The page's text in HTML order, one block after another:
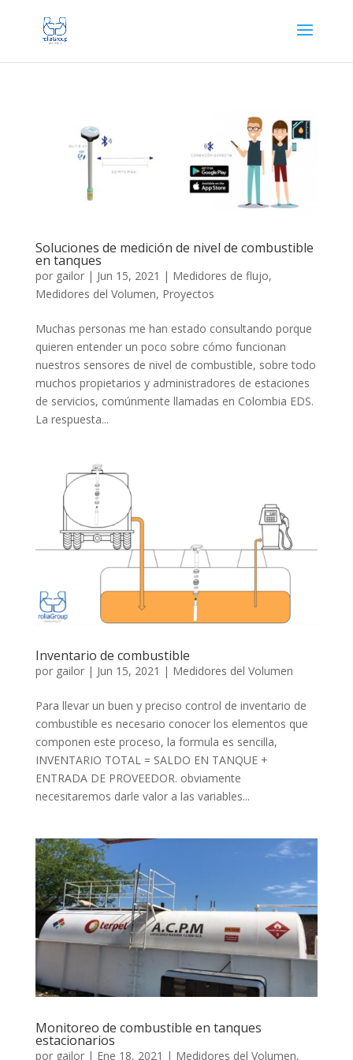
Soluciones de medición de nivel de combustible
en tanques
por gailor| Jun 15, 2021 | Medidores de flujo,
Medidores del Volumen, Proyectos
Muchas personas me han estado consultando porque
quieren entender un poco sobre cómo funcionan
nuestros sensores de nivel de combustible, sobre todo
muchos propietarios y administradores de estaciones
de servicios, comúnmente llamadas en Colombia EDS.
La respuesta...
Inventario de combustible
por gailor| Jun 15, 2021 | Medidores del Volumen
Para llevar un buen y preciso control de inventario de
combustible es necesario conocer los elementos que
componen este proceso, la formula es sencilla,
INVENTARIO TOTAL = SALDO EN TANQUE +
ENTRADA DE PROVEEDOR. obviamente
necesitaremos darle valor a las variables...
Monitoreo de combustible en tanques
estacionarios
por gailor| Ene 18, 2021 | Medidores del Volumen,